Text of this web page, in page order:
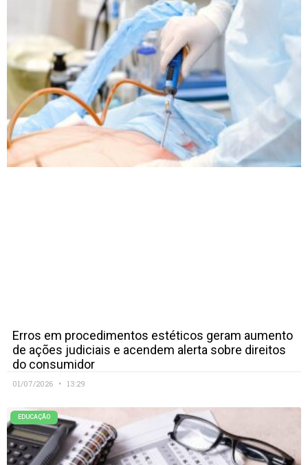
Erros em procedimentos estéticos geram aumento
de ações judiciais e acendem alerta sobre direitos
do consumidor
01/07/2026 13:29
EDUCAÇÃO